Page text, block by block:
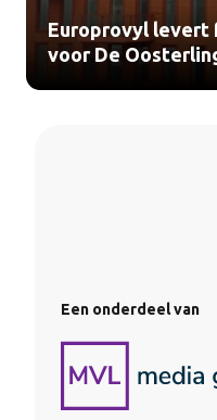
Europrovyl
voor De
Een onderdeel van